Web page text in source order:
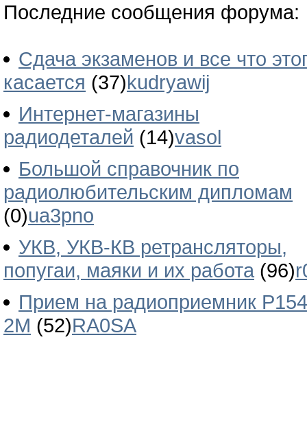
Последние сообщения форума:
Сдача экзаменов и все что
касается (37)kudryawij
Интернет-магазины
радиодеталей (14)vasol
Большой справочник по
радиолюбительским дипломам
(0)ua3pno
УКВ, УКВ-КВ ретрансляторы,
попугаи, маяки и их работа (96)
Прием на радиоприемник
2М (52)RA0SA